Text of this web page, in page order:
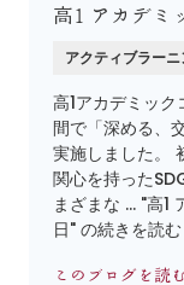
高1 アカデミ
アクティブラー
高1アカデミッ
間で「深める、
実施しました。
関心を持った
まざまな … "高1
日" の続きを読む
このブログを読